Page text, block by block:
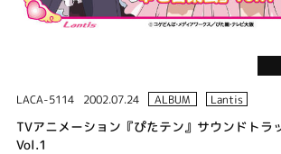
LACA-5114 2002.07.24 ALBUM Lantis
TVアニメーション『ぴたテン』サウンドトラ
Vol.1